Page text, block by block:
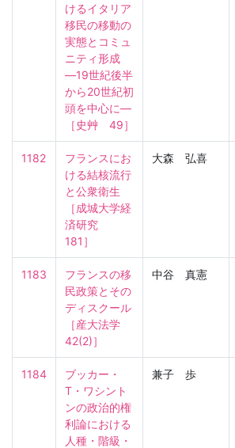
けるイタリア
移民の移動の
実態とコミュ
ニティ形成
―19世紀後半
から20世紀初
頭を中心に―
［史艸　49］
1182
フランスにお
ける結核流行
と公衆衛生
［成城大学経
済研究
181］
大森 弘喜
1183
フランスの移
民政策とその
ディスクール
［産大法学
42(2)］
中谷 真憲
1184
ブッカー・
T・ワシント
ンの政治的権
利論における
人種・階級・
兼子 歩